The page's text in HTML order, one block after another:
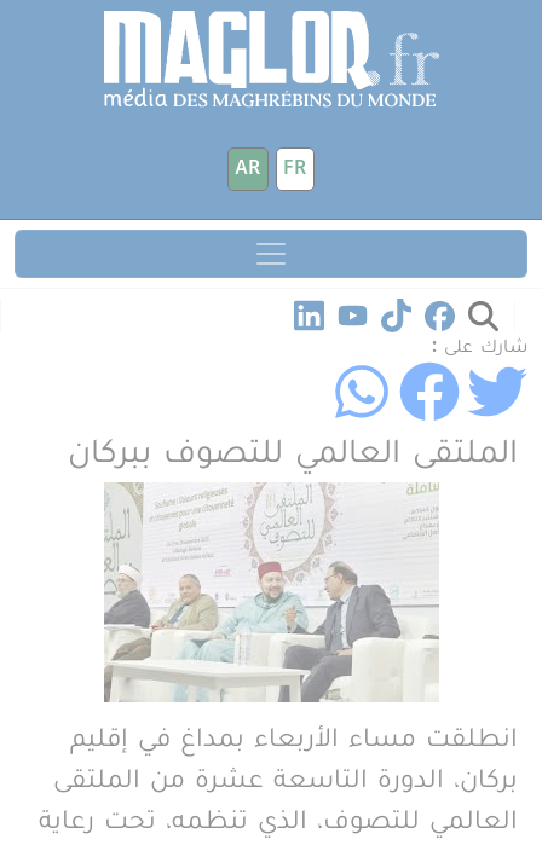
تجاوز إلى المحتوى الرئيسي
FR
AR
شارك على :
الملتقى العالمي للتصوف ببركان
انطلقت مساء الأربعاء بمداغ في إقليم
بركان، الدورة التاسعة عشرة من الملتقى
العالمي للتصوف، الذي تنظمه، تحت رعاية
لوحة إدارة ملفات تعريف الارتباط